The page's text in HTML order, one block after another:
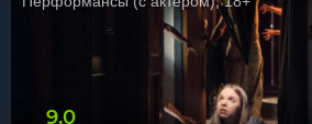
9.0